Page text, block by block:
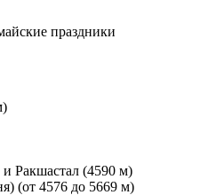
праздники
Ракшастал (4590 м)
(от 4576 до 5669 м)